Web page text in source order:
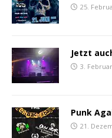
25.
Jetzt
3.
Punk
21.